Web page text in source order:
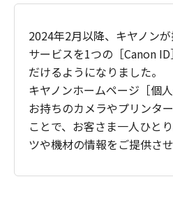
2024年2月以降、キヤノン
サービスを1つの［Canon
だけるようになりました。
キヤノンホームページ［個
お持ちのカメラやプリンタ
ことで、お客さま一人ひと
ツや機材の情報をご提供させ